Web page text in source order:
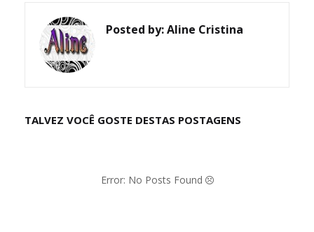
Posted by:Aline Cristina
TALVEZ VOCÊ GOSTE DESTAS POSTAGENS
Error: No Posts Found